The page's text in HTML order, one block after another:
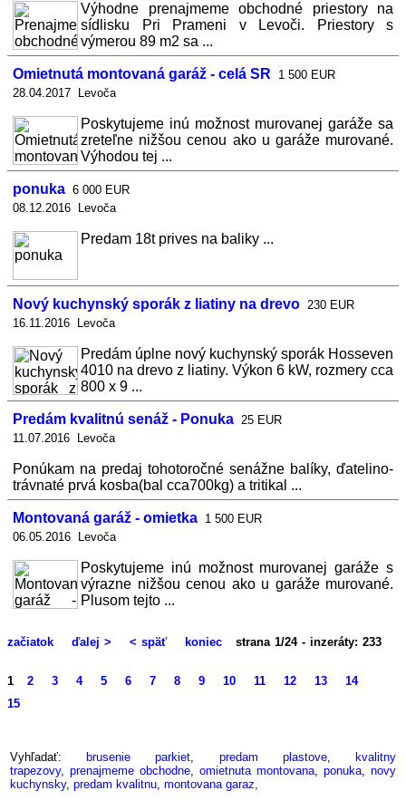
Výhodne prenajmeme obchodné priestory na
sídlisku Pri Prameni v Levoči. Priestory s
výmerou 89 m2 sa ...
Omietnutá montovaná garáž - celá SR
1 500 EUR
28.04.2017 Levoča
Poskytujeme inú možnost murovanej garáže sa
zreteľne nižšou cenou ako u garáže murované.
Výhodou tej ...
ponuka 6 000 EUR
08.12.2016 Levoča
Predam 18t prives na baliky ...
Nový kuchynský sporák z liatiny na drevo 230 EUR
16.11.2016 Levoča
Predám úplne nový kuchynský sporák Hosseven
4010 na drevo z liatiny. Výkon 6 kW, rozmery cca
800 x 9 ...
Predám kvalitnú senáž - Ponuka 25 EUR
11.07.2016 Levoča
Ponúkam na predaj tohotoročné senážne balíky, ďatelino-
trávnaté prvá kosba(bal cca700kg) a tritikal ...
Montovaná garáž - omietka 1 500 EUR
06.05.2016 Levoča
Poskytujeme inú možnost murovanej garáže s
výrazne nižšou cenou ako u garáže murované.
Plusom tejto ...
začiatok ďalej > < späť koniec strana 1/24 - inzeráty: 233
1 2 3 4 5 6 7 8 9 10 11 12 13
14
15
Vyhľadať: brusenie parkiet, predam plastove,
kvalitny
trapezovy, prenajmeme obchodne, omietnuta montovana, ponuka, novy
kuchynsky, predam kvalitnu, montovana garaz,